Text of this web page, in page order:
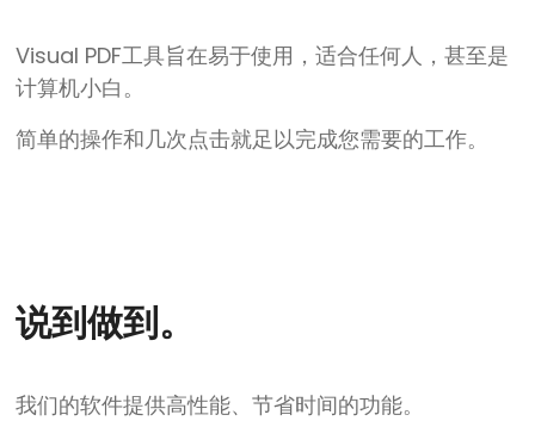
Visual PDF工具旨在易于使用，适合任何人，甚至是
计算机小白。
简单的操作和几次点击就足以完成您需要的工作。
说到做到。
我们的软件提供高性能、节省时间的功能。